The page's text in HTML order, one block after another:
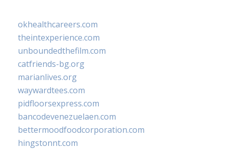
okhealthcareers.com
theintexperience.com
unboundedthefilm.com
catfriends-bg.org
marianlives.org
waywardtees.com
pidfloorsexpress.com
bancodevenezuelaen.com
bettermoodfoodcorporation.com
hingstonnt.com